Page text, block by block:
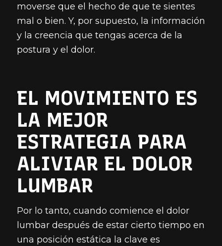
moverse que el hecho de que te sientes
mal o bien. Y, por supuesto, la información
y la creencia que tengas acerca de la
postura y el dolor.
EL MOVIMIENTO ES
LA MEJOR
ESTRATEGIA PARA
ALIVIAR EL DOLOR
LUMBAR
Por lo tanto, cuando comience el dolor
lumbar después de estar cierto tiempo en
una posición estática la clave es